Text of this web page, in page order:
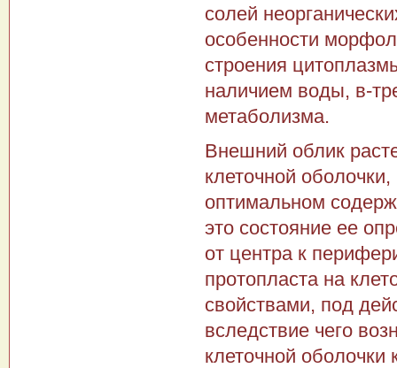
солей
особенности
строения
наличием воды, в-
метаболизма.
Внешний облик
клеточной
оптимальном
это состояние ее
от центра к
протопласта на
свойствами, под
вследствие чего
клеточной